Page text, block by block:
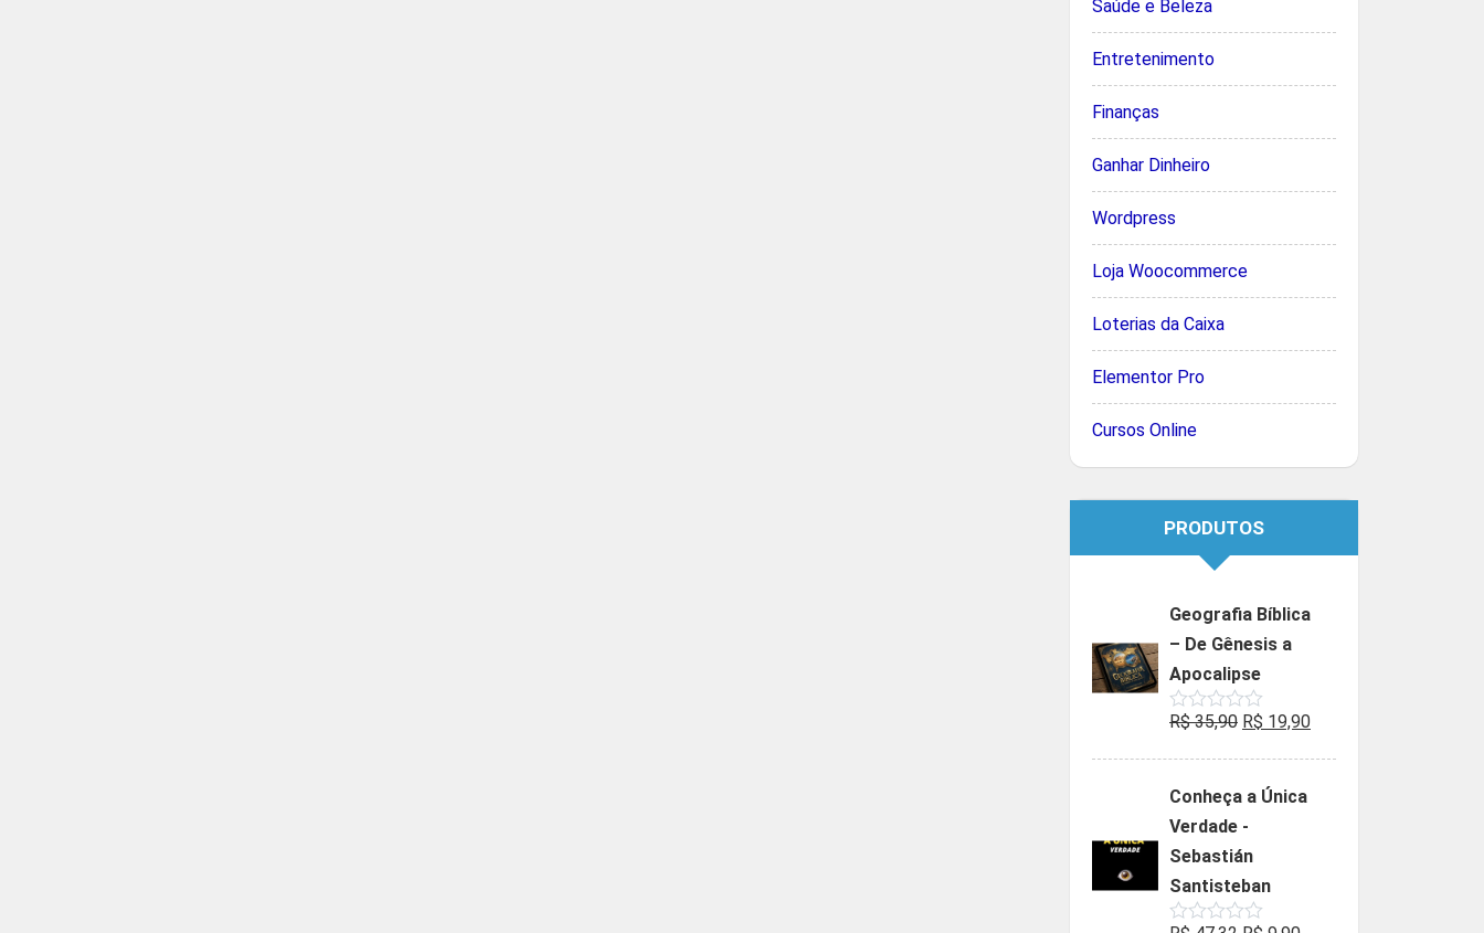
Saúde e Beleza
Entretenimento
Finanças
Ganhar Dinheiro
Wordpress
Loja Woocommerce
Loterias da Caixa
Elementor Pro
Cursos Online
PRODUTOS
Geografia Bíblica
– De Gênesis a
Apocalipse
Avaliação
de
R$35,90 O
era:
R$ 19,90O
Conheça a Única
Verdade -
Sebastián
Santisteban